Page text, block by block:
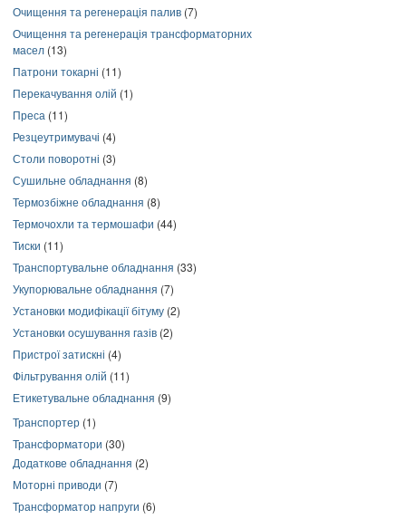
Очищення та регенерація палив (7)
Очищення та регенерація трансформаторних
масел (13)
Патрони токарні (11)
Перекачування олій (1)
Преса (11)
Резцеутримувачі (4)
Столи поворотні (3)
Сушильне обладнання (8)
Термозбіжне обладнання (8)
Термочохли та термошафи (44)
Тиски (11)
Транспортувальне обладнання (33)
Укупорювальне обладнання (7)
Установки модифікації бітуму (2)
Установки осушування газів (2)
Пристрої затискні (4)
Фільтрування олій (11)
Етикетувальне обладнання (9)
Транспортер (1)
Трансформатори (30)
Додаткове обладнання (2)
Моторні приводи (7)
Трансформатор напруги (6)